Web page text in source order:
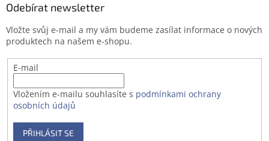
p
v
v
ý
Odebírat newsletter
Vložte svůj e-mail a my vám budeme zasílat informace o nových
produktech na našem e-shopu.
E-mail
Vložením e-mailu souhlasíte s podmínkami ochrany
osobních údajů
PŘIHLÁSIT SE